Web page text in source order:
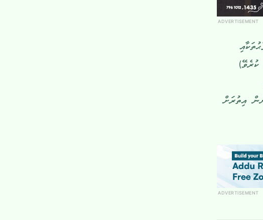
ADVERTISEMENT
އިތުރަށް
ADVERTISEMENT